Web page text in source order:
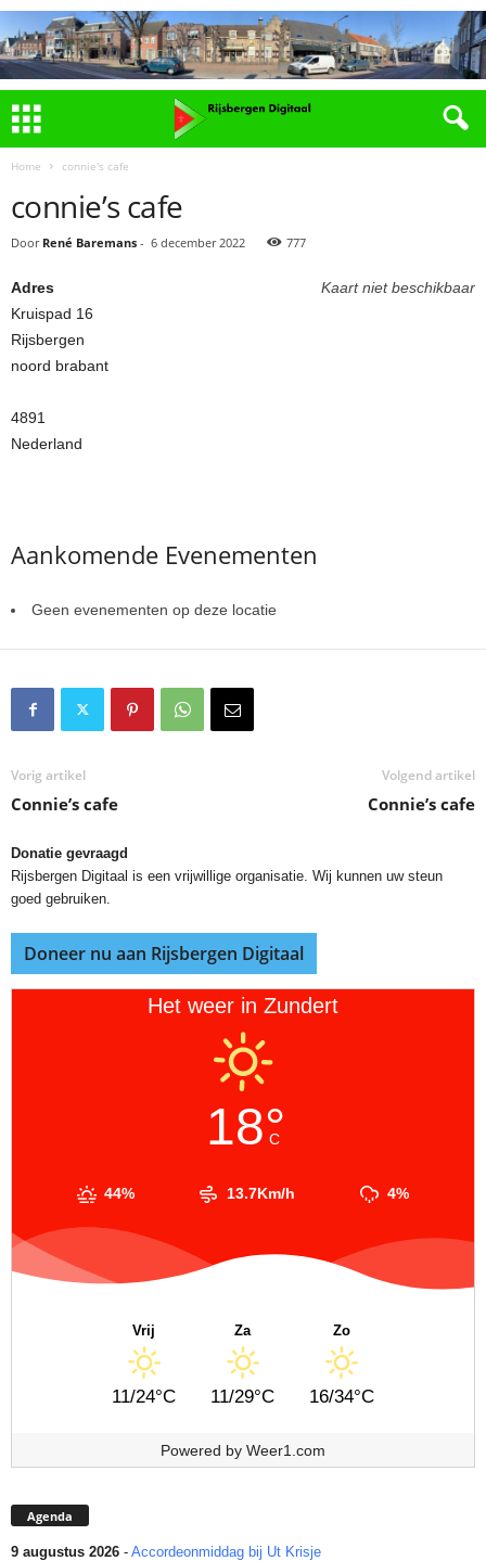
Home connie's cafe
connie’s cafe
Door René Baremans - 6 december 2022 777
Kaart niet beschikbaar
Adres
Kruispad 16
Rijsbergen
noord brabant
4891
Nederland
Aankomende Evenementen
Geen evenementen op deze locatie
Vorig artikel
Connie’s cafe
Volgend artikel
Connie’s cafe
Donatie gevraagd
Rijsbergen Digitaal is een vrijwillige organisatie. Wij kunnen uw steun
goed gebruiken.
Doneer nu aan Rijsbergen Digitaal
Het weer in Zundert
18°
C
44% 13.7Km/h 4%
Vrij
11/24°C
Za
11/29°C
Zo
16/34°C
Powered by Weer1.com
Agenda
9 augustus 2026 - Accordeonmiddag bij Ut Krisje